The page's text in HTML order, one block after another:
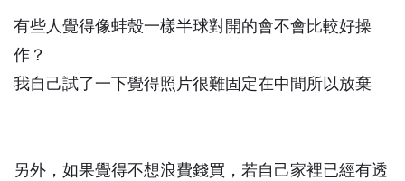
有些人覺得像蚌殼一樣半球對開的會不會比較好操
作？
我自己試了一下覺得照片很難固定在中間所以放棄
另外，如果覺得不想浪費錢買，若自己家裡已經有透